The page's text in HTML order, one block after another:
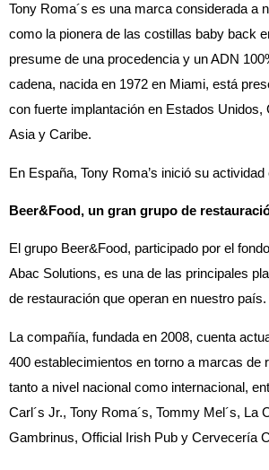
Tony Roma´s es una marca considerada a
como la pionera de las costillas baby back
presume de una procedencia y un ADN
cadena, nacida en 1972 en Miami, está
con fuerte implantación en Estados Unidos,
Asia y Caribe.
En España, Tony Roma’s inició su actividad
Beer&Food, un gran grupo de
El grupo Beer&Food, participado por el
Abac Solutions, es una de las principales
de restauración que operan en nuestro país.
La compañía, fundada en 2008, cuenta
400 establecimientos en torno a marcas de
tanto a nivel nacional como internacional,
Carl´s Jr., Tony Roma´s, Tommy Mel´s, La
Gambrinus, Official Irish Pub y Cervecería